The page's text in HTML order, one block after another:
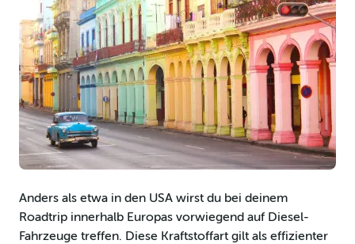
Anders als etwa in den USA wirst du bei deinem
Roadtrip innerhalb Europas vorwiegend auf Diesel-
Fahrzeuge treffen. Diese Kraftstoffart gilt als effizienter